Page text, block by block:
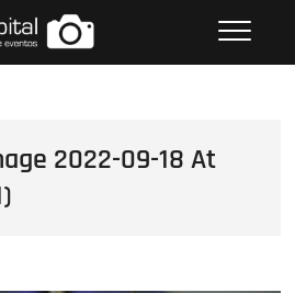
FOTOS GRUPO EMPRESARIAL
2022-09-18 At